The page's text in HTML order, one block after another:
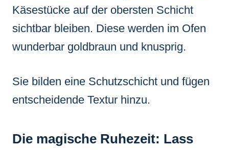
Käsestücke auf der obersten Schicht
sichtbar bleiben. Diese werden im Ofen
wunderbar goldbraun und knusprig.
Sie bilden eine Schutzschicht und fügen
entscheidende Textur hinzu.
Die magische Ruhezeit: Lass